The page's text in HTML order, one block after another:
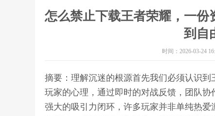
怎么禁止下载王者荣耀，一
到自
时间：2026-03-24
摘要：理解沉迷的根源首先我们必须认识
玩家的心理，通过即时的对战反馈，团队
强大的吸引力闭环，许多玩家并非单纯热